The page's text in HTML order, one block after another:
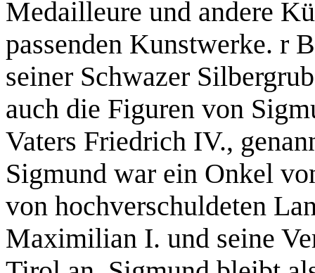
Medailleure und andere
passenden Kunstwerke. r
seiner Schwazer
auch die Figuren von
Vaters Friedrich IV.,
Sigmund war ein Onkel
von hochverschuldeten
Maximilian I. und seine